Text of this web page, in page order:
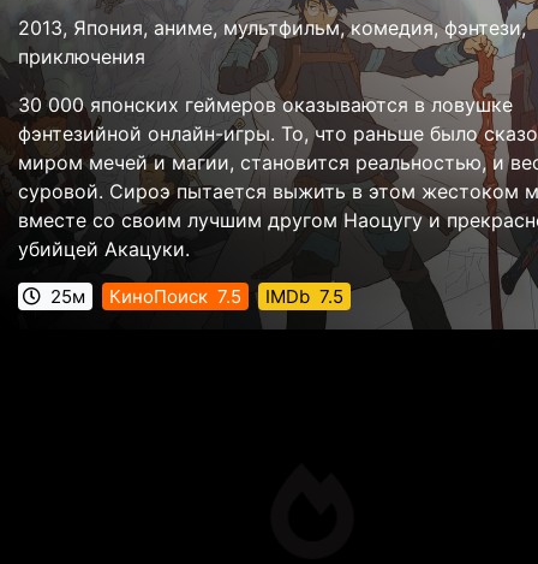
2013, Япония, аниме, мультфильм, комедия, фэнтези,
приключения
30 000 японских геймеров оказываются в ловушке
фэнтезийной онлайн-игры. То, что раньше было
миром мечей и магии, становится реальностью, и
суровой. Сироэ пытается выжить в этом жестоком
вместе со своим лучшим другом Наоцугу и
убийцей Акацуки.
25м КиноПоиск 7.5 IMDb 7.5